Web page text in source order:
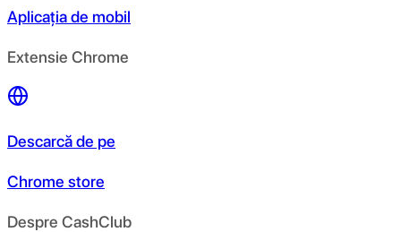
Aplicația de mobil
Extensie Chrome
Descarcă de pe
Chrome store
Despre CashClub